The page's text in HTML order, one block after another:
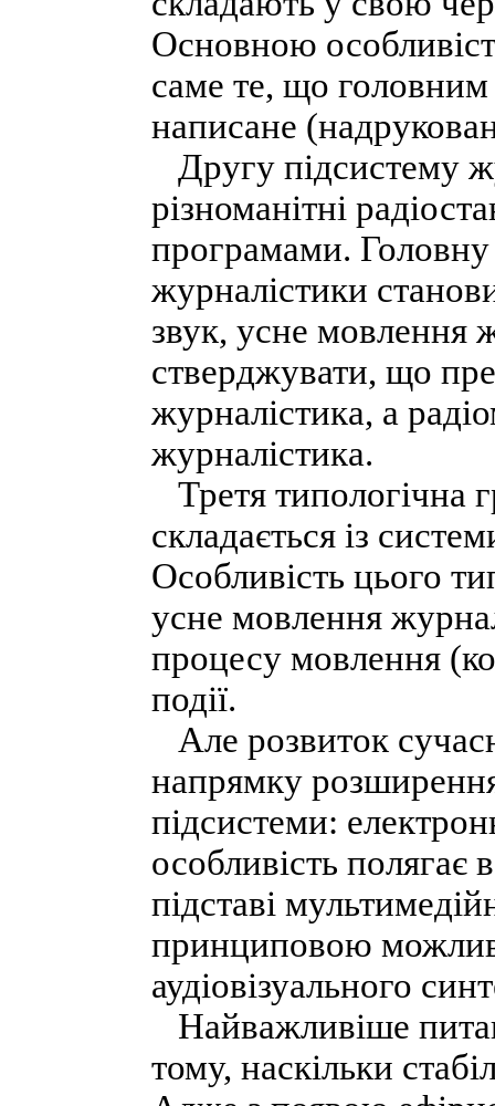
Основною
саме те, що головним
написане
Другу підсистему
різноманітні
програмами. Головну
журналістики
звук, усне мовлення
стверджувати, що
журналістика, а
журналістика.
Третя типологічна
складається із
Особливість цього
усне мовлення
процесу мовлення
події.
Але розвиток
напрямку
підсистеми:
особливість
підставі
принциповою
аудіовізуального
Найважливіше
тому, наскільки